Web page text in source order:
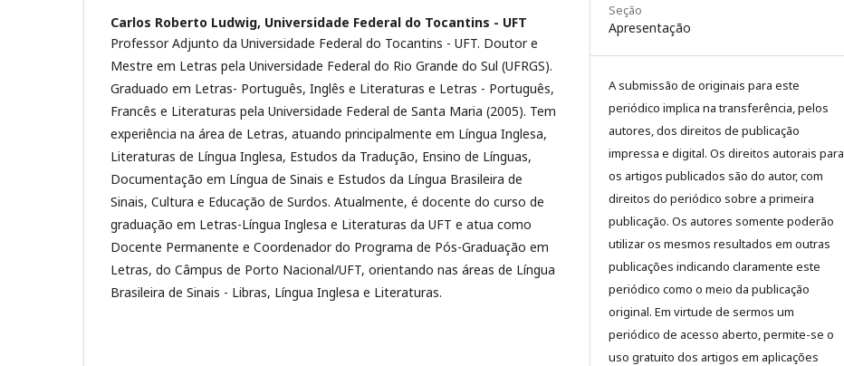
Carlos Roberto Ludwig, Universidade Federal do Tocantins - UFT
Professor Adjunto da Universidade Federal do Tocantins - UFT. Doutor e
Mestre em Letras pela Universidade Federal do Rio Grande do Sul (UFRGS).
Graduado em Letras- Português, Inglês e Literaturas e Letras - Português,
Francês e Literaturas pela Universidade Federal de Santa Maria (2005). Tem
experiência na área de Letras, atuando principalmente em Língua Inglesa,
Literaturas de Língua Inglesa, Estudos da Tradução, Ensino de Línguas,
Documentação em Língua de Sinais e Estudos da Língua Brasileira de
Sinais, Cultura e Educação de Surdos. Atualmente, é docente do curso de
graduação em Letras-Língua Inglesa e Literaturas da UFT e atua como
Docente Permanente e Coordenador do Programa de Pós-Graduação em
Letras, do Câmpus de Porto Nacional/UFT, orientando nas áreas de Língua
Brasileira de Sinais - Libras, Língua Inglesa e Literaturas.
Seção
Apresentação
A submissão de originais para este
periódico implica na transferência, pelos
autores, dos direitos de publicação
impressa e digital. Os direitos autorais para
os artigos publicados são do autor, com
direitos do periódico sobre a primeira
publicação. Os autores somente poderão
utilizar os mesmos resultados em outras
publicações indicando claramente este
periódico como o meio da publicação
original. Em virtude de sermos um
periódico de acesso aberto, permite-se o
uso gratuito dos artigos em aplicações